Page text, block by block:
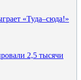
«Туда–сюда!»
2,5 тысячи